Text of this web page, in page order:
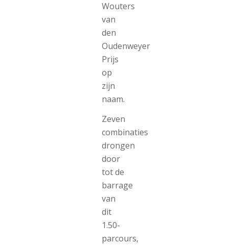
Wouters
van
den
Oudenweyer
Prijs
op
zijn
naam.
Zeven
combinaties
drongen
door
tot de
barrage
van
dit
1.50-
parcours,